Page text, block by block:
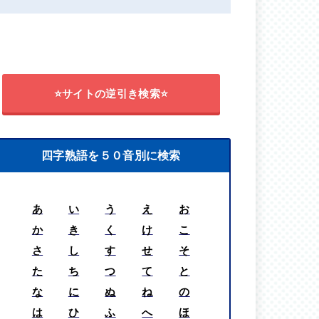
⭐サイトの逆引き検索⭐
四字熟語を５０音別に検索
あ い う え
お
か
き く け
こ
さ
し す せ
そ
た
ち つ て
と
な
に ぬ ね
の
は
ひ ふ へ ほ